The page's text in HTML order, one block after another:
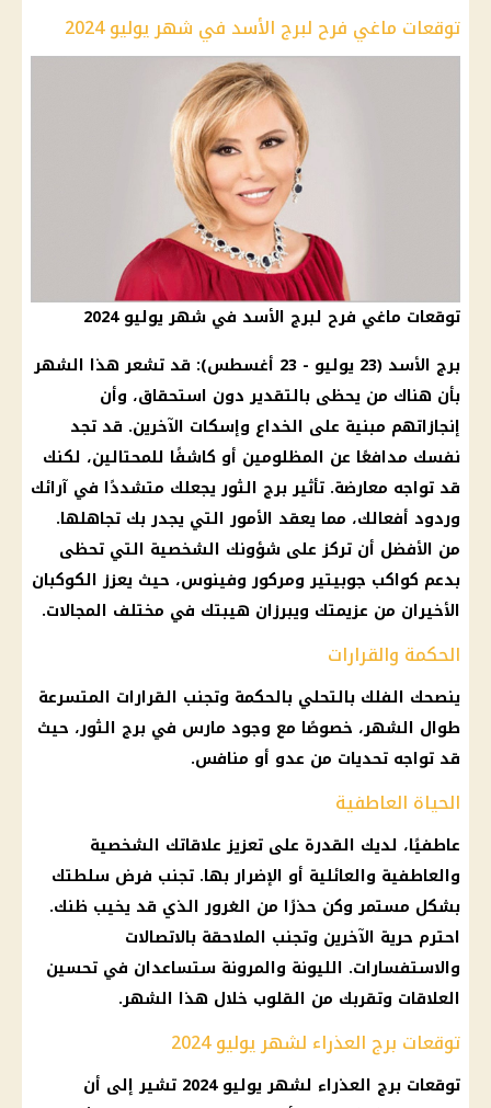
توقعات ماغي فرح لبرج الأسد في شهر يوليو 2024
توقعات ماغي فرح لبرج الأسد في شهر يوليو 2024
برج الأسد (23 يوليو - 23 أغسطس): قد تشعر هذا الشهر
بأن هناك من يحظى بالتقدير دون استحقاق، وأن
إنجازاتهم مبنية على الخداع وإسكات الآخرين. قد تجد
نفسك مدافعًا عن المظلومين أو كاشفًا للمحتالين، لكنك
قد تواجه معارضة. تأثير برج الثور يجعلك متشددًا في آرائك
وردود أفعالك، مما يعقد الأمور التي يجدر بك تجاهلها.
من الأفضل أن تركز على شؤونك الشخصية التي تحظى
بدعم كواكب جوبيتير ومركور وفينوس، حيث يعزز الكوكبان
الأخيران من عزيمتك ويبرزان هيبتك في مختلف المجالات.
الحكمة والقرارات
ينصحك الفلك بالتحلي بالحكمة وتجنب القرارات المتسرعة
طوال الشهر، خصوصًا مع وجود مارس في برج الثور، حيث
قد تواجه تحديات من عدو أو منافس.
الحياة العاطفية
عاطفيًا، لديك القدرة على تعزيز علاقاتك الشخصية
والعاطفية والعائلية أو الإضرار بها. تجنب فرض سلطتك
بشكل مستمر وكن حذرًا من الغرور الذي قد يخيب ظنك.
احترم حرية الآخرين وتجنب الملاحقة بالاتصالات
والاستفسارات. الليونة والمرونة ستساعدان في تحسين
العلاقات وتقربك من القلوب خلال هذا الشهر.
توقعات برج العذراء لشهر يوليو 2024
توقعات برج العذراء لشهر يوليو 2024 تشير إلى أن